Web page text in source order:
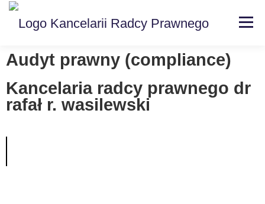
Strona główna Kancelaria
Specjalizacje Usługi
Audyt prawny (compliance)
Kancelaria radcy prawnego dr
rafał r. wasilewski